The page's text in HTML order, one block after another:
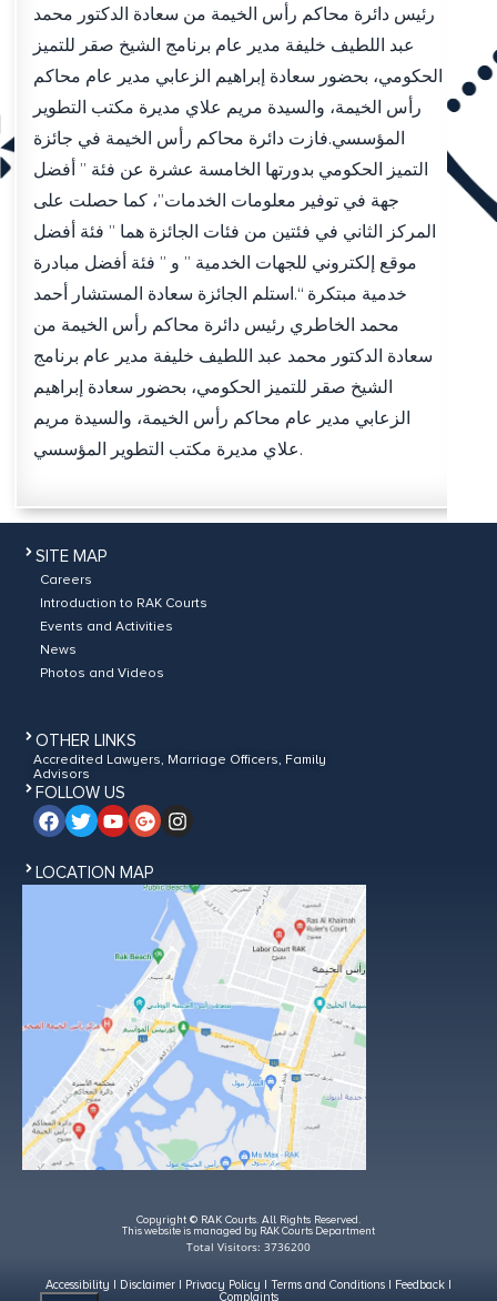
رئيس دائرة محاكم رأس الخيمة من سعادة الدكتور محمد
عبد اللطيف خليفة مدير عام برنامج الشيخ صقر للتميز
الحكومي، بحضور سعادة إبراهيم الزعابي مدير عام محاكم
رأس الخيمة، والسيدة مريم علاي مديرة مكتب التطوير
المؤسسي.فازت دائرة محاكم رأس الخيمة في جائزة
التميز الحكومي بدورتها الخامسة عشرة عن فئة ” أفضل
جهة في توفير معلومات الخدمات”، كما حصلت على
المركز الثاني في فئتين من فئات الجائزة هما ” فئة أفضل
موقع إلكتروني للجهات الخدمية ” و ” فئة أفضل مبادرة
خدمية مبتكرة “.استلم الجائزة سعادة المستشار أحمد
محمد الخاطري رئيس دائرة محاكم رأس الخيمة من
سعادة الدكتور محمد عبد اللطيف خليفة مدير عام برنامج
الشيخ صقر للتميز الحكومي، بحضور سعادة إبراهيم
الزعابي مدير عام محاكم رأس الخيمة، والسيدة مريم
علاي مديرة مكتب التطوير المؤسسي.
SITE MAP
Careers
Introduction to RAK Courts
Events and Activities
News
Photos and Videos
OTHER LINKS
Accredited Lawyers, Marriage Officers, Family
Advisors
FOLLOW US
LOCATION MAP
Copyright © RAK Courts. All Rights Reserved.
This website is managed by RAK Courts Department
Total Visitors: 3736200
Accessibility | Disclaimer | Privacy Policy | Terms and Conditions | Feedback |
Complaints